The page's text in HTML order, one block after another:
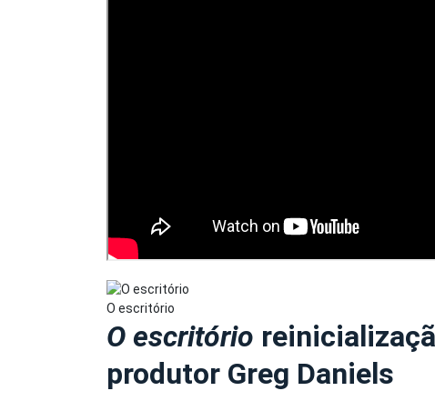
O escritório
O escritório
produtor Greg Daniels